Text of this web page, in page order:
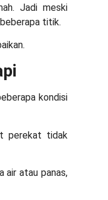
Jadi meski
titik.
kondisi
perekat tidak
air atau panas,